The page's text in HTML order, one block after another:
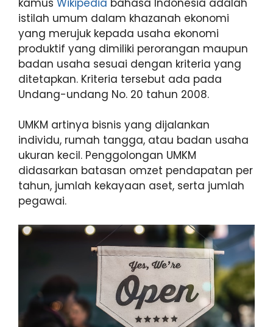
kamus Wikipedia bahasa Indonesia adalah
istilah umum dalam khazanah ekonomi
yang merujuk kepada usaha ekonomi
produktif yang dimiliki perorangan maupun
badan usaha sesuai dengan kriteria yang
ditetapkan. Kriteria tersebut ada pada
Undang-undang No. 20 tahun 2008.
UMKM artinya bisnis yang dijalankan
individu, rumah tangga, atau badan usaha
ukuran kecil. Penggolongan UMKM
didasarkan batasan omzet pendapatan per
tahun, jumlah kekayaan aset, serta jumlah
pegawai.